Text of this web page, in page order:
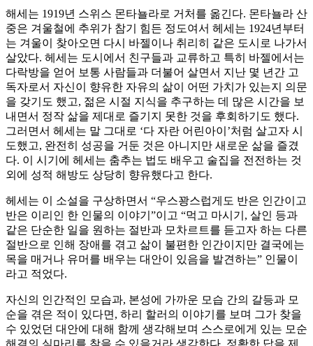
해세는 1919년 스위스 몬타뇰라로 거처를 옮긴다. 몬타뇰라 산
중은 겨울철에 추위가 참기 힘든 정도여서 헤세는 1924년부터
는 겨울이 찾아오면 다시 바젤이나 취리히 같은 도시로 나가서
살았다. 헤세는 도시에서 친구들과 교류하고 특히 바젤에서는
다락방을 얻어 보통 사람들과 더불어 살면서 지난 몇 년간 고
독자로서 자신이 향유한 자유의 삶이 어떤 가치가 있는지 의문
을 갖기도 했고, 젊은 시절 지식을 추구하는 데 많은 시간을 보
내면서 정작 삶을 제대로 즐기지 못한 것을 후회하기도 했다.
그러면서 헤세는 말 그대로 ‘다 자란 어린아이’처럼 살고자 시
도했고, 완전히 성공을 거둔 것은 아니지만 새로운 삶을 즐겼
다. 이 시기에 헤세는 춤추는 법도 배우고 술집을 전전하는 것
외에 성적 해방도 상당히 향유했다고 한다.
헤세는 이 소설을 구상하면서 “우스꽝스럽게도 반은 인간이고
반은 이리인 한 인물의 이야기”이고 “먹고 마시기, 살인 등과
같은 단순한 일을 원하는 절반과 모차르트를 듣고자 하는 다른
절반으로 인해 장애를 겪고 삶이 불편한 인간이지만 결국에는
목을 매거나 유머를 배우는 대안이 있음을 발견하는” 인물이
라고 적었다.
자신의 인간적인 모습과, 본성에 가까운 모습 간의 갈등과 모
순을 겪은 적이 있다면, 하리 할러의 이야기를 보며 그가 찾을
수 있었던 대안에 대해 함께 생각해보며 스스로에게 있는 모순
해결의 실마리를 찾을 수 있을거라 생각한다. 정확한 답을 제